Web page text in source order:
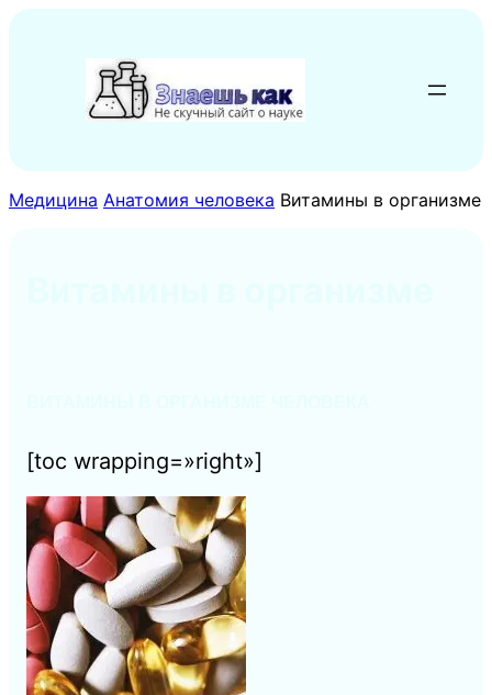
содержимому
Медицина Анатомия человека Витамины в организме
[toc wrapping=»right»]